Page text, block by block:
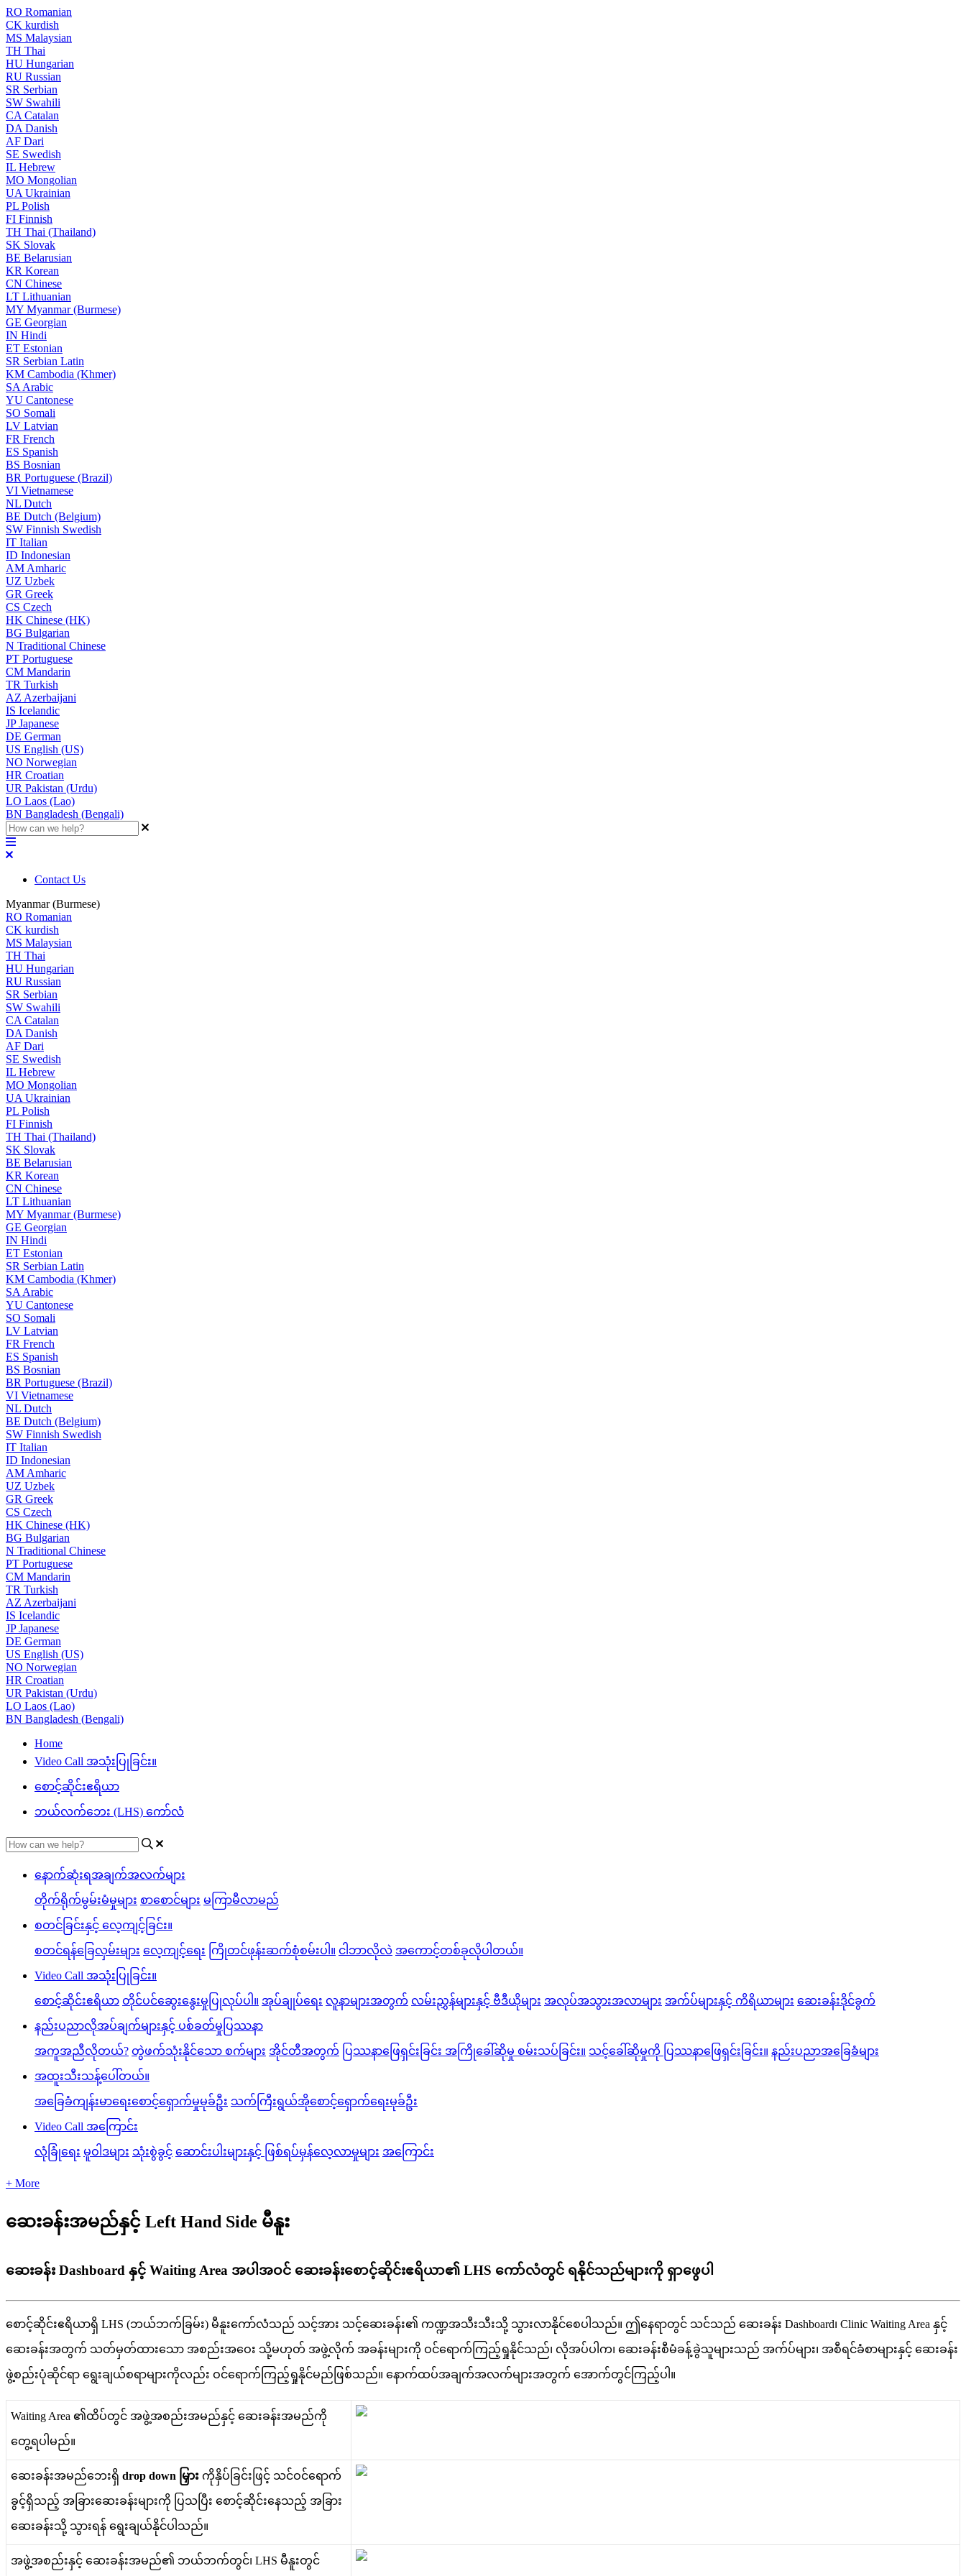
RO Romanian
CK kurdish
MS Malaysian
TH Thai
HU Hungarian
RU Russian
SR Serbian
SW Swahili
CA Catalan
DA Danish
AF Dari
SE Swedish
IL Hebrew
MO Mongolian
UA Ukrainian
PL Polish
FI Finnish
TH Thai (Thailand)
SK Slovak
BE Belarusian
KR Korean
CN Chinese
LT Lithuanian
MY Myanmar (Burmese)
GE Georgian
IN Hindi
ET Estonian
SR Serbian Latin
KM Cambodia (Khmer)
SA Arabic
YU Cantonese
SO Somali
LV Latvian
FR French
ES Spanish
BS Bosnian
BR Portuguese (Brazil)
VI Vietnamese
NL Dutch
BE Dutch (Belgium)
SW Finnish Swedish
IT Italian
ID Indonesian
AM Amharic
UZ Uzbek
GR Greek
CS Czech
HK Chinese (HK)
BG Bulgarian
N Traditional Chinese
PT Portuguese
CM Mandarin
TR Turkish
AZ Azerbaijani
IS Icelandic
JPJapanese
DE German
US English (US)
NO Norwegian
HR Croatian
UR Pakistan (Urdu)
LO Laos (Lao)
BN Bangladesh (Bengali)
Contact Us
Myanmar (Burmese)
RO Romanian
CK kurdish
MS Malaysian
TH Thai
HU Hungarian
RU Russian
SR Serbian
SW Swahili
CA Catalan
DA Danish
AF Dari
SE Swedish
IL Hebrew
MO Mongolian
UA Ukrainian
PL Polish
FI Finnish
TH Thai (Thailand)
SK Slovak
BE Belarusian
KR Korean
CN Chinese
LT Lithuanian
MY Myanmar (Burmese)
GE Georgian
IN Hindi
ET Estonian
SR Serbian Latin
KM Cambodia (Khmer)
SA Arabic
YU Cantonese
SO Somali
LV Latvian
FR French
ES Spanish
BS Bosnian
BR Portuguese (Brazil)
VI Vietnamese
NL Dutch
BE Dutch (Belgium)
SW Finnish Swedish
IT Italian
ID Indonesian
AM Amharic
UZ Uzbek
GR Greek
CS Czech
HK Chinese (HK)
BG Bulgarian
N Traditional Chinese
PT Portuguese
CM Mandarin
TR Turkish
AZ Azerbaijani
IS Icelandic
JPJapanese
DE German
US English (US)
NO Norwegian
HR Croatian
UR Pakistan (Urdu)
LO Laos (Lao)
BN Bangladesh (Bengali)
Home
Video Call အသုံးပြုခြင်း။
စောင့်ဆိုင်းဧရိယာ
ဘယ်လက်ဘေး (LHS) ကော်လံ
နောက်ဆုံးရအချက်အလက်များ
တိုက်ရိုက်မွမ်းမံမှုများ စာစောင်များ မကြာမီလာမည်
စတင်ခြင်းနှင့် လေ့ကျင့်ခြင်း။
စတင်ရန်ခြေလှမ်းများ လေ့ကျင့်ရေး ကြိုတင်ဖုန်းဆက်စုံစမ်းပါ။ ငါဘာလိုလဲ အကောင့်တစ်ခုလိုပါတယ်။
Video Call အသုံးပြုခြင်း။
စောင့်ဆိုင်းဧရိယာ တိုင်ပင်ဆွေးနွေးမှုပြုလုပ်ပါ။ အုပ်ချုပ်ရေး လူနာများအတွက် လမ်းညွှန်များနှင့် ဗီဒီယိုများ အလုပ်အသွားအလာများ အက်ပ်များနှင့် ကိရိယာများ ဆေးခန်းဒိုင်ခွက်
နည်းပညာလိုအပ်ချက်များနှင့် ပစ်ခတ်မှုပြဿနာ
အကူအညီလိုတယ်? တွဲဖက်သုံးနိုင်သော စက်များ အိုင်တီအတွက် ပြဿနာဖြေရှင်းခြင်း အကြိုခေါ်ဆိုမှု စမ်းသပ်ခြင်း။ သင့်ခေါ်ဆိုမှုကို ပြဿနာဖြေရှင်းခြင်း။ နည်းပညာအခြေခံများ
အထူးသီးသန့်ပေါ်တယ်။
အခြေခံကျန်းမာရေးစောင့်ရှောက်မှုမုခ်ဦး သက်ကြီးရွယ်အိုစောင့်ရှောက်ရေးမုခ်ဦး
Video Call အကြောင်း
လုံခြုံရေး မူဝါဒများ သုံးစွဲခွင့် ဆောင်းပါးများနှင့် ဖြစ်ရပ်မှန်လေ့လာမှုများ အကြောင်း
+ More
ဆေးခန်းအမည်နှင့် Left Hand Side မီနူး
ဆေးခန်း Dashboard နှင့် Waiting Area အပါအဝင် ဆေးခန်းစောင့်ဆိုင်းဧရိယာ၏ LHS ကော်လံတွင် ရနိုင်သည်များကို ရှာဖွေပါ
စငဆငဧရယရ LHS (ဘယဘက ခမ) မနကလသည သငအ သငဆခန၏ ကဏအသသသ သလနငစပ သည။ ဤနရတင သငသည ဆခန Dashboard၊ Clinic Waiting Area နင
ဆခနအတက သတမတထသ အစညအဝ သမဟတ အဖလက အခနမက ဝငရက ကညရနငသည၊ လအပပ က၊ ဆခနစမခနခသမသည အကပမ၊ အစရငခစမနင ဆခန
ဖစညပဆငရ ရခယစရမကလည ဝငရက ကညရနငမည ဖစသည။ နကထပအခကအလကမအတက အကတင ကညပ ။
Waiting Area ၏ထပတင အဖအစညအမညနင ဆခနအမညက
တရပ မည။
ဆခနအမညဘရ drop down မ ကနပ ခင ဖင သငဝငရက
ခငရသည အ ခဆခနမက ပသ ပ စငဆငနသည အ ခ
ဆခနသ သရန ရခယနငပ သည။
အဖအစညနင ဆခနအမည၏ ဘယဘကတင၊ LHS မနတင